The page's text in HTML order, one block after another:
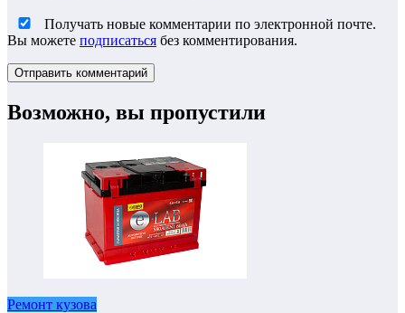
Получать новые комментарии по электронной почте.
Вы можете подписаться без комментирования.
Возможно, вы пропустили
Ремонт кузова